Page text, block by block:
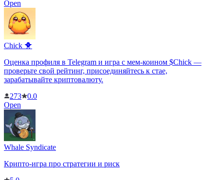
Open
Chick 🐥
Оценка профиля в Telegram и игра с мем-коином $Chick —
проверьте свой рейтинг, присоединяйтесь к стае,
зарабатывайте криптовалюту.
273
0.0
Open
Whale Syndicate
Крипто-игра про стратегии и риск